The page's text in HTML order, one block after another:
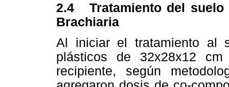
2.4
Tratamiento del
Brachiaria
Al iniciar el tratamiento al
plásticos de 32x28x12
recipiente, según